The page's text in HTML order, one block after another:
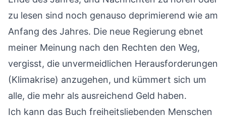
zu lesen sind noch genauso deprimierend wie am
Anfang des Jahres. Die neue Regierung ebnet
meiner Meinung nach den Rechten den Weg,
vergisst, die unvermeidlichen Herausforderungen
(Klimakrise) anzugehen, und kümmert sich um
alle, die mehr als ausreichend Geld haben.
Ich kann das Buch freiheitsliebenden Menschen